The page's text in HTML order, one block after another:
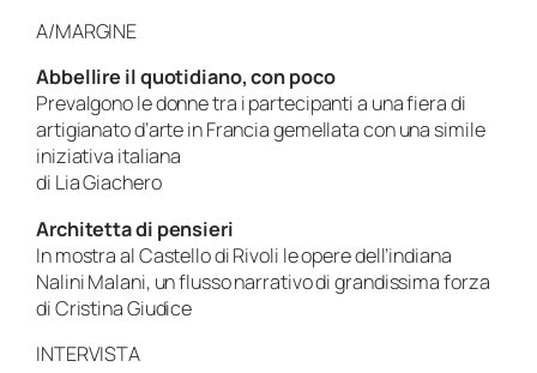
A/MARGINE
Abbellire il quotidiano, con poco
Prevalgono le donne tra i partecipanti a una fiera di
artigianato d’arte in Francia gemellata con una simile
iniziativa italiana
di Lia Giachero
Architetta di pensieri
In mostra al Castello di Rivoli le opere dell’indiana
Nalini Malani, un flusso narrativo di grandissima forza
di Cristina Giudice
INTERVISTA